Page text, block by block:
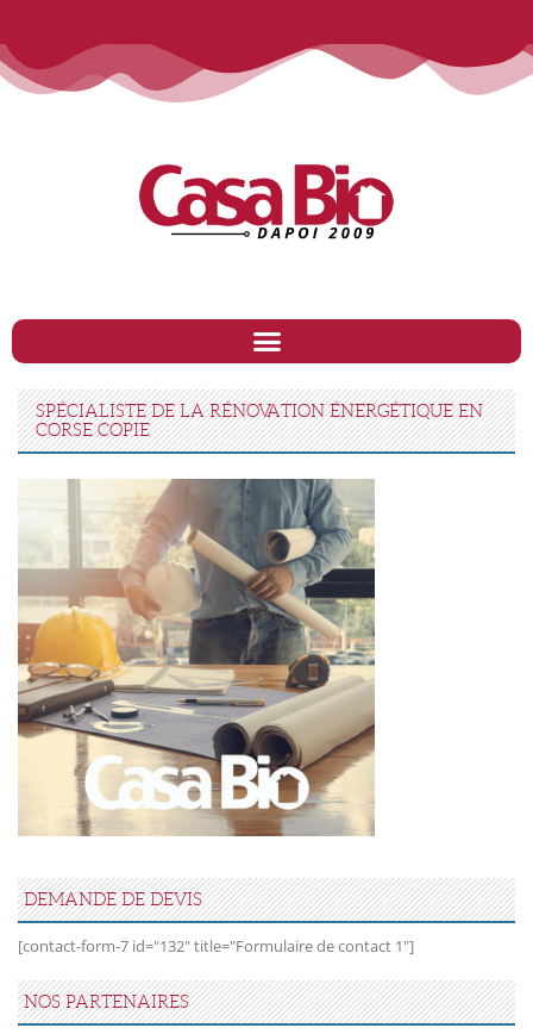
SPÉCIALISTE DE LA RÉNOVATION ÉNERGÉTIQUE EN
CORSE COPIE
DEMANDE DE DEVIS
[contact-form-7 id="132" title="Formulaire de contact 1"]
NOS PARTENAIRES